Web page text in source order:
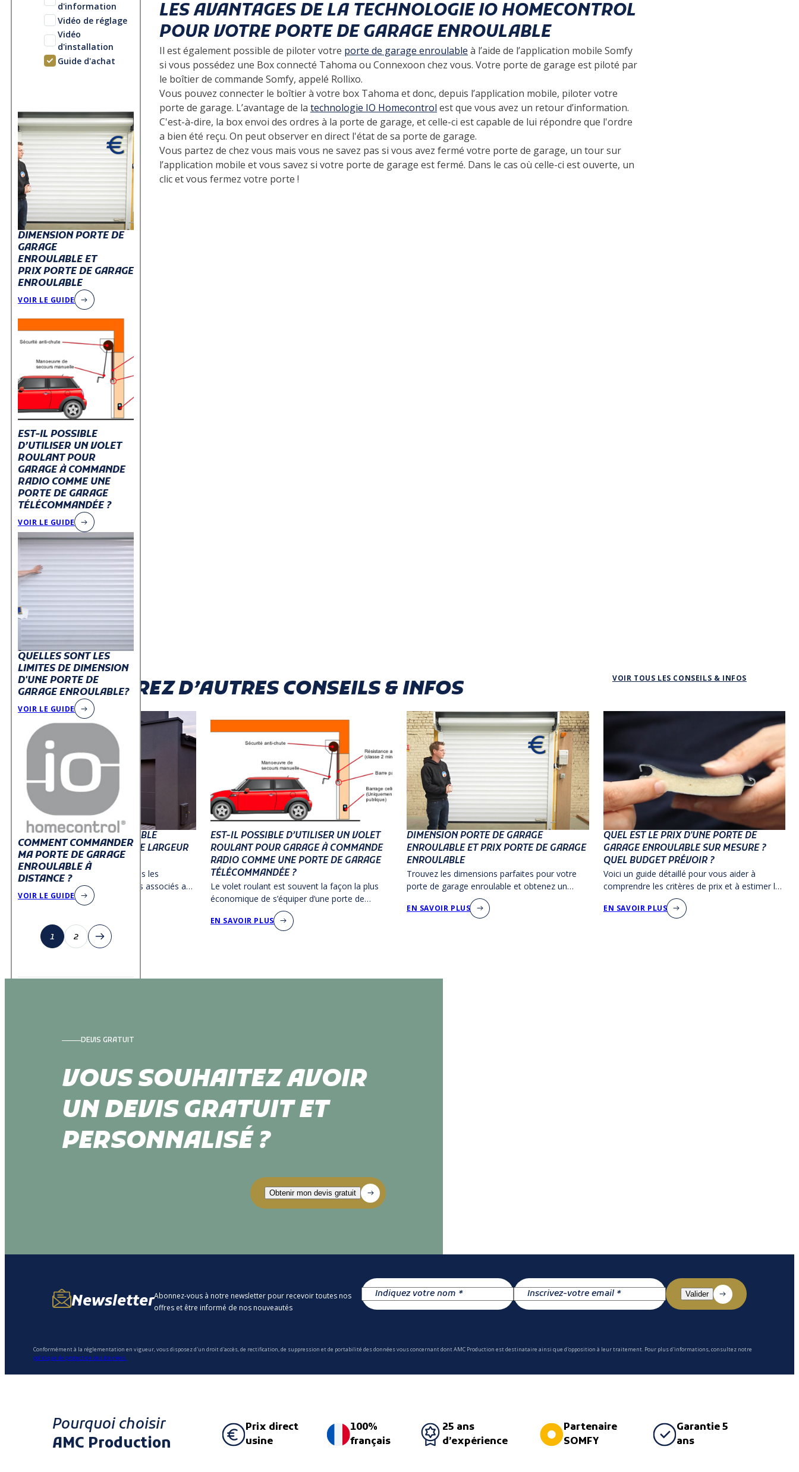
d'information
Vidéo de réglage
Vidéo
d'installation
Guide d'achat
DIMENSION PORTE DE
GARAGE
ENROULABLE ET
PRIX PORTE DE GARAGE
ENROULABLE
VOIR LE GUIDE
EST-IL POSSIBLE
D’UTILISER UN VOLET
ROULANT POUR
GARAGE À COMMANDE
RADIO COMME UNE
PORTE DE GARAGE
TÉLÉCOMMANDÉE ?
VOIR LE GUIDE
QUELLES SONT LES
LIMITES DE DIMENSION
D'UNE PORTE DE
GARAGE ENROULABLE?
VOIR LE GUIDE
COMMENT COMMANDER
MA PORTE DE GARAGE
ENROULABLE À
DISTANCE ?
VOIR LE GUIDE
1 2
LES AVANTAGES DE LA TECHNOLOGIE IO HOMECONTROL
POUR VOTRE PORTE DE GARAGE ENROULABLE
Il est également possible de piloter votre porte de garage enroulable à l’aide de l’application mobile Somfy
si vous possédez une Box connecté Tahoma ou Connexoon chez vous. Votre porte de garage est piloté par
le boîtier de commande Somfy, appelé Rollixo.
Vous pouvez connecter le boîtier à votre box Tahoma et donc, depuis l’application mobile, piloter votre
porte de garage. L’avantage de la technologie IO Homecontrol est que vous avez un retour d’information.
C'est-à-dire, la box envoi des ordres à la porte de garage, et celle-ci est capable de lui répondre que l'ordre
a bien été reçu. On peut observer en direct l'état de sa porte de garage.
Vous partez de chez vous mais vous ne savez pas si vous avez fermé votre porte de garage, un tour sur
l’application mobile et vous savez si votre porte de garage est fermé. Dans le cas où celle-ci est ouverte, un
clic et vous fermez votre porte !
DÉCOUVREZ D’AUTRES CONSEILS & INFOS
PORTE DE GARAGE ENROULABLE
GRANDE DIMENSION : QUELLE LARGEUR
MAXIMALE ET QUEL TARIF ?
Dans cet article, nous explorerons les
spécifications de taille et les tarifs associés aux
portes de garage enroulables en lames
EST-IL POSSIBLE D’UTILISER UN VOLET
ROULANT POUR GARAGE À COMMANDE
RADIO COMME UNE PORTE DE GARAGE
TÉLÉCOMMANDÉE ?
Le volet roulant est souvent la façon la plus
économique de s’équiper d’une porte de
garage, pour goûter au plaisir d’ouvrir sa porte
sans descendre de voiture.
EN SAVOIR PLUS
DIMENSION PORTE DE GARAGE
ENROULABLE ET PRIX PORTE DE GARAGE
ENROULABLE
Trouvez les dimensions parfaites pour votre
porte de garage enroulable et obtenez un
aperçu des prix pour ce type de porte pratique
et esthétique.
EN SAVOIR PLUS
QUEL EST LE PRIX D'UNE PORTE DE
GARAGE ENROULABLE SUR MESURE ?
QUEL BUDGET PRÉVOIR ?
Voici un guide détaillé pour vous aider à
comprendre les critères de prix et à estimer le
coût de votre future porte de garage AMC
Production.
EN SAVOIR PLUS
VOIR TOUS LES CONSEILS & INFOS
DEVIS GRATUIT
VOUS SOUHAITEZ AVOIR
UN DEVIS GRATUIT ET
PERSONNALISÉ ?
NewsletterAbonnez-vous à notre newsletter pour recevoir toutes nos
offres et être informé de nos nouveautés
Conformément à la réglementation en vigueur, vous disposez d'un droit d'accès, de rectification, de suppression et de portabilité des données vous concernant dont AMC Production est destinataire ainsi que d'opposition à leur traitement. Pour plus d'informations, consultez notre
politique de protection des données.
Pourquoi choisir
AMC Production
Prix direct
usine
100%
français
25 ans
d’expérience
Partenaire
SOMFY
Garantie 5
ans